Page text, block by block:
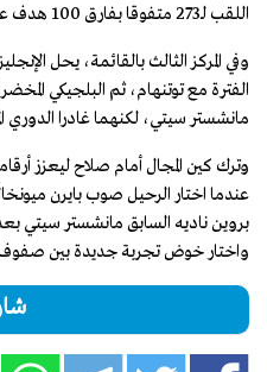
اللقب لـ273 متفوقا بفارق 100 هدف على سون هيونغ مين.
مانشستر سيتي، لكنهما غادرا الدوري
وترك كين المجال أمام صلاح ليعزز
واختار خوض تجربة جديدة بين صفوف